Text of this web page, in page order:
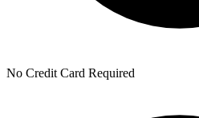
No Credit Card Required